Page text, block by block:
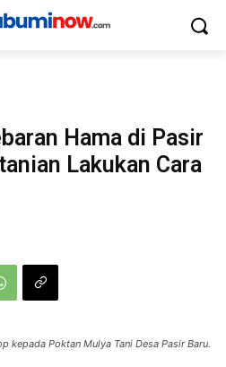
Hama di Pasir
Lakukan Cara
kepada Poktan Mulya Tani Desa Pasir Baru.